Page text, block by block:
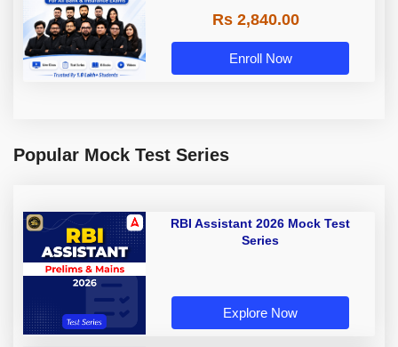
Rs 2,840.00
Enroll Now
Popular Mock Test Series
RBI Assistant 2026 Mock Test
Series
Explore Now